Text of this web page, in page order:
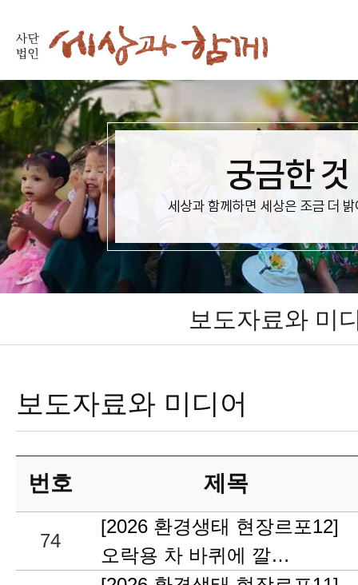
보도자료와 미
보도자료와 미디어
번호 제목
74
[2026 환경생태 현장르포12]
오락용 차 바퀴에 깔…